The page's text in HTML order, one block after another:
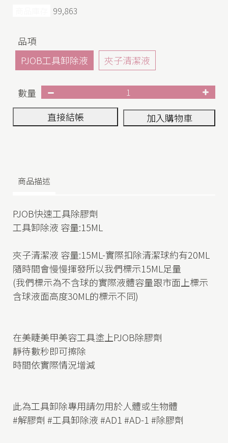
99,863
品項
PJOB工具卸除液
夾子清潔液
數量
直接結帳
加入購物車
商品描述
PJOB快速工具除膠劑
工具卸除液 容量:15ML
夾子清潔液 容量:15ML-實際扣除清潔球約有20ML
隨時間會慢慢揮發所以我們標示15ML足量
(我們標示為不含球的實際液體容量跟市面上標示
含球液面高度30ML的標示不同)
在美睫美甲美容工具塗上PJOB除膠劑
靜待數秒即可擦除
時間依實際情況增減
此為工具卸除專用請勿用於人體或生物體
#解膠劑 #工具卸除液 #AD1 #AD-1 #除膠劑